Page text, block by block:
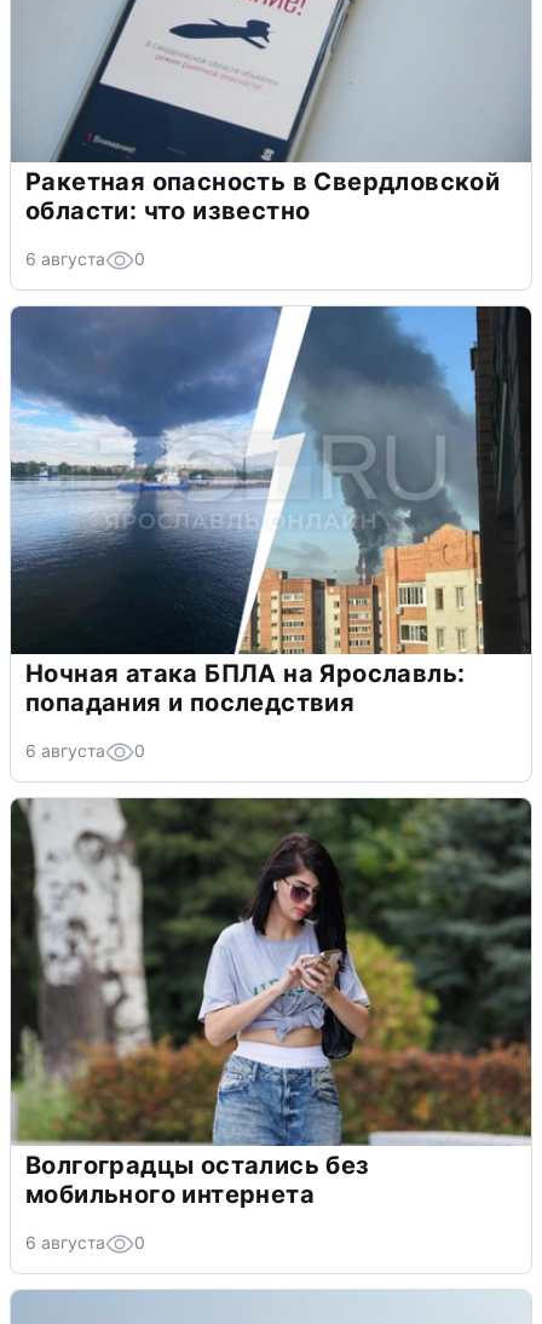
Ракетная опасность в Свердловской
области: что известно
6 августа 0
Ночная атака БПЛА на Ярославль:
попадания и последствия
6 августа 0
Волгоградцы остались без
мобильного интернета
6 августа 0